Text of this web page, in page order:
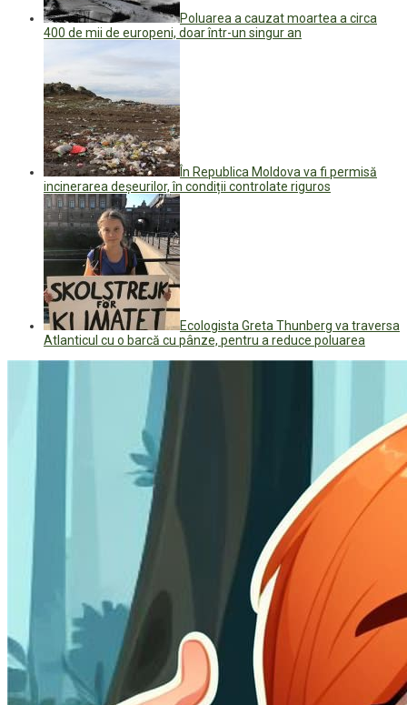
Poluarea a cauzat moartea a circa
400 de mii de europeni, doar într-un singur an
În Republica Moldova va fi permisă
incinerarea deșeurilor, în condiții controlate riguros
Ecologista Greta Thunberg va traversa
Atlanticul cu o barcă cu pânze, pentru a reduce poluarea